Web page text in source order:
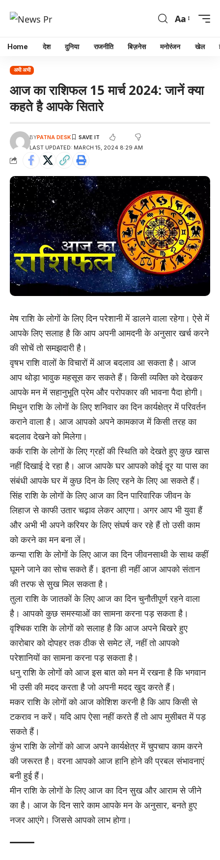
Aa
Home देश दुनिया राजनीति बिज़नेस मनोरंजन खेल
अभी अभी
आज का राशिफल 15 मार्च 2024: जानें क्या
कहते है आपके सितारे
LAST UPDATED: MARCH 15, 2024 8:29 AM
BYPATNA DESK
मेष राशि के लोगों के लिए दिन परेशानी में डालने वाला रहेगा। ऐसे में
आपके लिए सलाह है कि आप अपनी आमदनी के अनुसार खर्च करने
की सोचें तो समझदारी है।
वृषभ राशि वालों के विचारों में आज बदलाव आ सकता है। आज
आप थोड़ा भावुक महसूस कर सकते हैं। किसी व्यक्ति को देखकर
आपके मन में सहानुभूति प्रेम और परोपकार की भावना पैदा होगी।
मिथुन राशि के लोगों के लिए शनिवार का दिन कार्यक्षेत्र में परिवर्तन
कराने वाला है। आज आपको अपने कामकाज में किसी तरह का
बदलाव देखने को मिलेगा।
कर्क राशि के लोगों के लिए ग्रहों की स्थिति को देखते हुए कुछ खास
नहीं दिखाई दे रहा है। आज आपके घर आपको कोई दूर या पास का
संबंधी आपके घर में कुछ दिन के लिए रहने के लिए आ सकते हैं।
सिंह राशि के लोगों के लिए आज का दिन पारिवारिक जीवन के
लिहाज से काफी उतार चढ़ाव लेकर आएगा। अगर आप भी युवा हैं
और अभी भी अपने करियर के लिए संघर्ष कर रहे हैं तो उसी काम
को करने का मन बना लें।
कन्या राशि के लोगों के लिए आज का दिन जीवनसाथी के साथ कहीं
घूमने जाने का सोच सकते हैं। इतना ही नहीं आज आपको संतान
की तरफ से सुख मिल सकता है।
तुला राशि के जातकों के लिए आज का दिन चुनौतीपूर्ण रहने वाला
है। आपको कुछ समस्याओं का सामना करना पड़ सकता है।
वृश्चिक राशि के लोगों को सलाह है कि आज अपने बिखरे हुए
कारोबार को दोपहर तक ठीक से समेट लें, नहीं तो आपको
परेशानियों का सामना करना पड़ सकता है।
धनु राशि के लोगों को आज इस बात को मन में रखना है कि भगवान
भी उसी की मदद करता है जो अपनी मदद खुद करते हैं।
मकर राशि के लोगों को आज कोशिश करनी है कि आप किसी से
टकराव न करें। यदि आप ऐसा नहीं करते हैं तो आप मुसीबत में पड़
सकते हैं।
कुंभ राशि के लोगों को आज अपने कार्यक्षेत्र में चुपचाप काम करने
की जरूरत है। वरना आपको आज हानि होने की प्रबल संभावनाएं
बनी हुई हैं।
मीन राशि के लोगों के लिए आज का दिन सुख और आराम से जीने
का है। आज के दिन सारे काम आपके मन के अनुसार, बनते हुए
नजर आएंगे। जिससे आपको लाभ होगा।